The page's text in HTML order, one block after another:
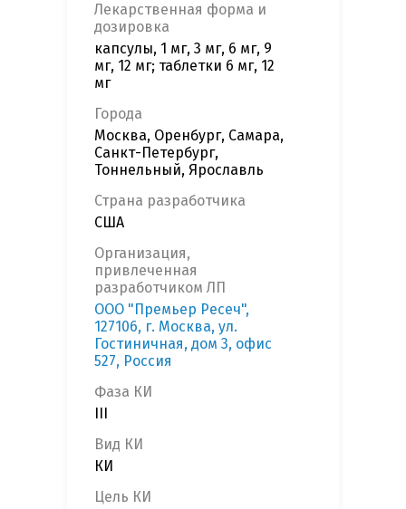
Лекарственная форма и
дозировка
капсулы, 1 мг, 3 мг, 6 мг, 9
мг, 12 мг; таблетки 6 мг, 12
мг
Города
Москва, Оренбург, Самара,
Санкт-Петербург,
Тоннельный, Ярославль
Страна разработчика
США
Организация,
привлеченная
разработчиком ЛП
ООО "Премьер Ресеч",
127106, г. Москва, ул.
Гостиничная, дом 3, офис
527, Россия
Фаза КИ
Вид КИ
КИ
Цель КИ